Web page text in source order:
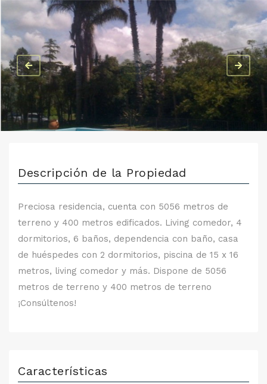
Descripción de la Propiedad
Preciosa residencia, cuenta con 5056 metros de
terreno y 400 metros edificados. Living comedor, 4
dormitorios, 6 baños, dependencia con baño, casa
de huéspedes con 2 dormitorios, piscina de 15 x 16
metros, living comedor y más. Dispone de 5056
metros de terreno y 400 metros de terreno
¡Consúltenos!
Características